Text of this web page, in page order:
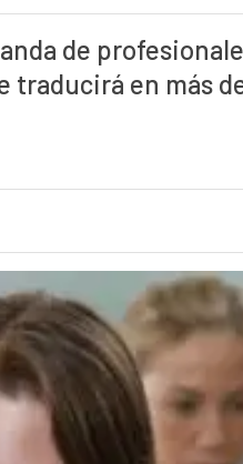
de
traducirá en más